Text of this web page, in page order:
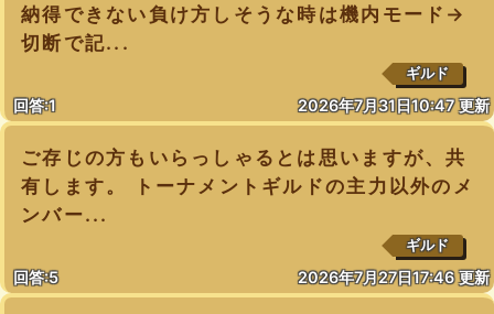
納得できない負け方しそうな時は機内モード→
切断で記...
ギルド
回答:1 2026年7月31日10:47 更新
ご存じの方もいらっしゃるとは思いますが、共
有します。 トーナメントギルドの主力以外のメ
ンバー...
ギルド
回答:5 2026年7月27日17:46 更新